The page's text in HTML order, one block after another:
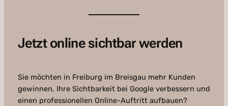
Jetzt online sichtbar werden
Sie möchten in Freiburg im Breisgau mehr Kunden
gewinnen, Ihre Sichtbarkeit bei Google verbessern und
einen professionellen Online-Auftritt aufbauen?